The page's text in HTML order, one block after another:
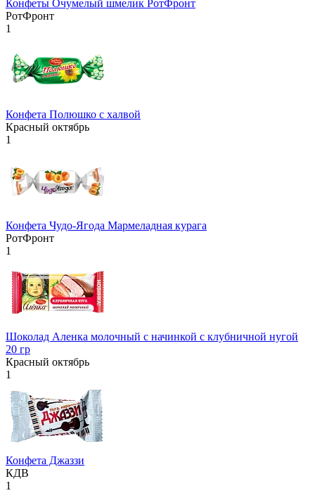
Конфеты Очумелый шмелик РотФронт
РотФронт
1
Конфета Полюшко с халвой
Красный октябрь
1
Конфета Чудо-Ягода Мармеладная курага
РотФронт
1
Шоколад Аленка молочный с начинкой с клубничной нугой
20 гр
Красный октябрь
1
Конфета Джаззи
КДВ
1